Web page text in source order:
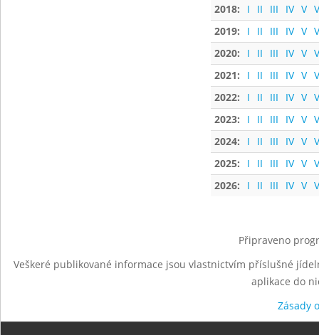
2018:
I II III IV V
2019:
I II III IV V
2020:
I II III IV V
2021:
I II III IV V
2022:
I II III IV V
2023:
I II III IV V
2024:
I II III IV V
2025:
I II III IV V
2026:
I II III IV V
Připraveno
Veškeré publikované informace jsou vlastnictvím příslušné
aplikace do
Zásady